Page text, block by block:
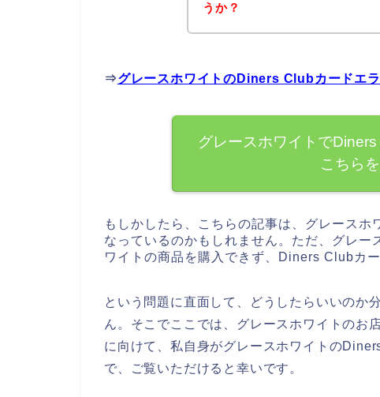
うか？
⇒グレースホワイトのDiners Clubカードエ
グレースホワイトで
こちら
もしかしたら、こちらの記事は、グレース
なっているのかもしれません。ただ、グレ
ワイトの商品を購入できず、Diners Clubカ
という問題に直面して、どうしたらいいのか
ん。そこでここでは、グレースホワイトのお
に向けて、私自身がグレースホワイトの
で、ご覧いただけると幸いです。